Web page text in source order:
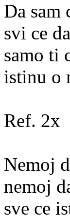
Da sam
svi ce
samo ti
istinu o
Ref. 2x
Nemoj
nemoj
sve ce